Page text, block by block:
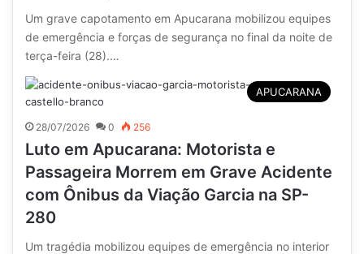
Um grave capotamento em Apucarana mobilizou equipes
de emergência e forças de segurança no final da noite de
terça-feira (28).…
APUCARANA
28/07/2026 0 256
Luto em Apucarana: Motorista e
Passageira Morrem em Grave Acidente
com Ônibus da Viação Garcia na SP-
280
Um tragédia mobilizou equipes de emergência no interior